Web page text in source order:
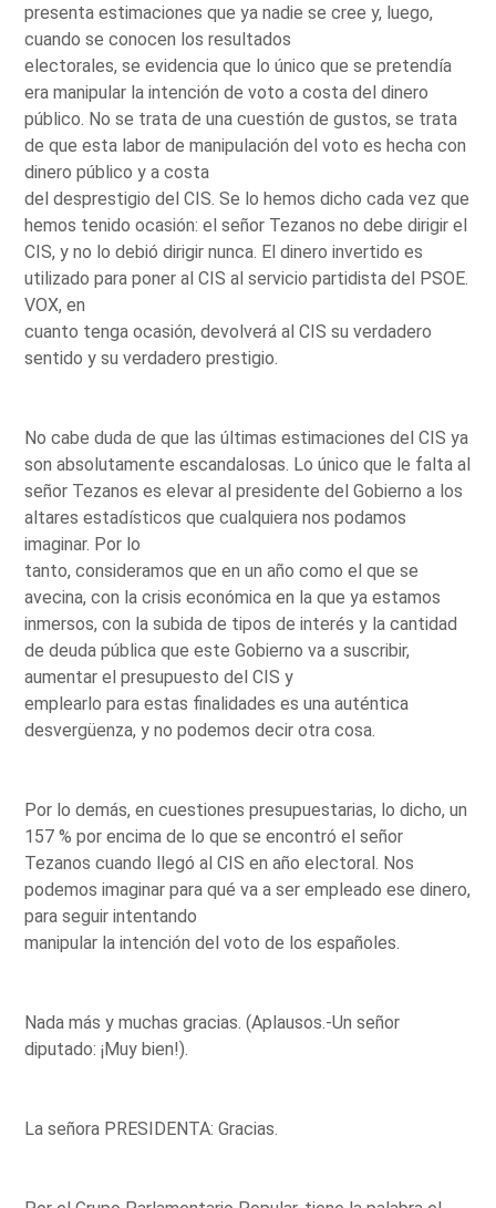
presenta estimaciones que ya nadie se cree y, luego,
cuando se conocen los resultados
electorales, se evidencia que lo único que se pretendía
era manipular la intención de voto a costa del dinero
público. No se trata de una cuestión de gustos, se trata
de que esta labor de manipulación del voto es hecha con
dinero público y a costa
del desprestigio del CIS. Se lo hemos dicho cada vez que
hemos tenido ocasión: el señor Tezanos no debe dirigir el
CIS, y no lo debió dirigir nunca. El dinero invertido es
utilizado para poner al CIS al servicio partidista del PSOE.
VOX, en
cuanto tenga ocasión, devolverá al CIS su verdadero
sentido y su verdadero prestigio.
No cabe duda de que las últimas estimaciones del CIS ya
son absolutamente escandalosas. Lo único que le falta al
señor Tezanos es elevar al presidente del Gobierno a los
altares estadísticos que cualquiera nos podamos
imaginar. Por lo
tanto, consideramos que en un año como el que se
avecina, con la crisis económica en la que ya estamos
inmersos, con la subida de tipos de interés y la cantidad
de deuda pública que este Gobierno va a suscribir,
aumentar el presupuesto del CIS y
emplearlo para estas finalidades es una auténtica
desvergüenza, y no podemos decir otra cosa.
Por lo demás, en cuestiones presupuestarias, lo dicho, un
157 % por encima de lo que se encontró el señor
Tezanos cuando llegó al CIS en año electoral. Nos
podemos imaginar para qué va a ser empleado ese dinero,
para seguir intentando
manipular la intención del voto de los españoles.
Nada más y muchas gracias. (Aplausos.-Un señor
diputado: ¡Muy bien!).
La señora PRESIDENTA: Gracias.